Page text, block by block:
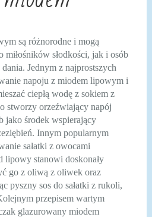
są różnorodne i mogą
miłośników słodkości, jak i osób
Jednym z najprostszych
napoju z miodem lipowym i
ciepłą wodę z sokiem z
stworzy orzeźwiający napój
jako środek wspierający
Innym popularnym
sałatki z owocami
lipowy stanowi doskonały
go z oliwą z oliwek oraz
pyszny sos do sałatki z rukoli,
przepisem wartym
glazurowany miodem